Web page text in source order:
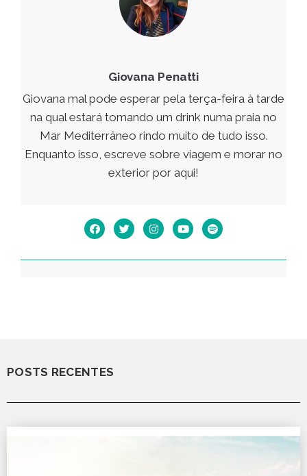
Giovana Penatti
Giovana mal pode esperar pela terça-feira à tarde
na qual estará tomando um drink numa praia no
Mar Mediterrâneo rindo muito de tudo isso.
Enquanto isso, escreve sobre viagem e morar no
exterior por aqui!
POSTS RECENTES